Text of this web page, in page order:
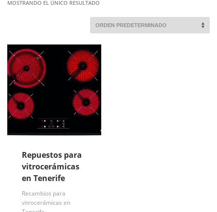
MOSTRANDO EL ÚNICO RESULTADO
Repuestos para
vitrocerámicas
en Tenerife
Recambios para
vitrocerámicas en